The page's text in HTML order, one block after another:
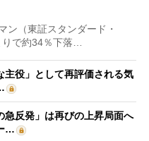
（東証スタンダード・
りで約34％下落…
役」として再評価される気
急反発」は再びの上昇局面へ
…